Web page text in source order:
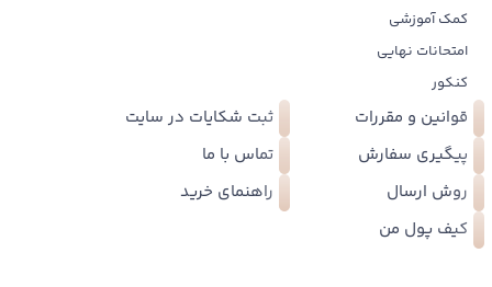
کمک آموزشی
امتحانات نهایی
کنکور
قوانین و مقررات
ثبت شکایات در سایت
پیگیری سفارش
تماس با ما
روش ارسال
راهنمای خرید
کیف پول من